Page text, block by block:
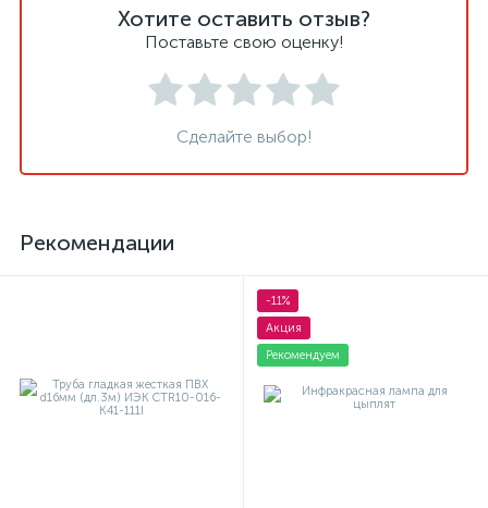
Хотите оставить отзыв?
Поставьте свою оценку!
Сделайте выбор!
Рекомендации
-11%
Акция
Рекомендуем